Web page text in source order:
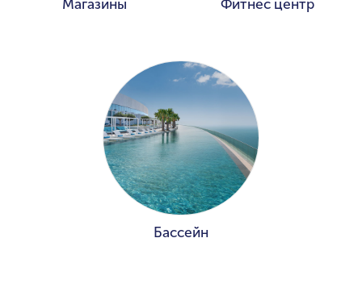
Магазины Фитнес центр
Бассейн